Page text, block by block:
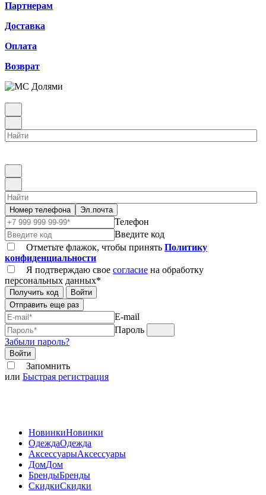
Партнерам
Доставка
Оплата
Возврат
Номер телефона Эл.почта
Телефон
Введите код
Отметьте флажок, чтобы принять Политику
конфиденциальности
Я подтверждаю свое согласие на обработку
персональных данных*
Получить код
Войти
Отправить еще раз
E-mail
Пароль
Забыли пароль?
Войти
Запомнить
или Быстрая регистрация
НовинкиНовинки
ОдеждаОдежда
АксессуарыАксессуары
ДомДом
БрендыБренды
СкидкиСкидки